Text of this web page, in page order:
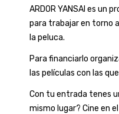
ARDOR YANSAI es un
para trabajar en torno
la peluca.
Para financiarlo
las películas con las
Con tu entrada tenes
mismo lugar? Cine en